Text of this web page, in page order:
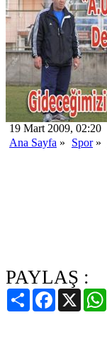
19 Mart 2009, 02:20
Ana Sayfa » Spor»
PAYLAŞ :
PaylaşFacebook
X